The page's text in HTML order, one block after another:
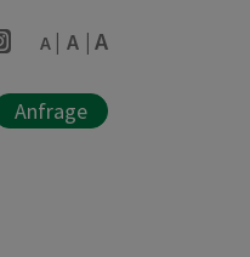
A A A
Anfrage